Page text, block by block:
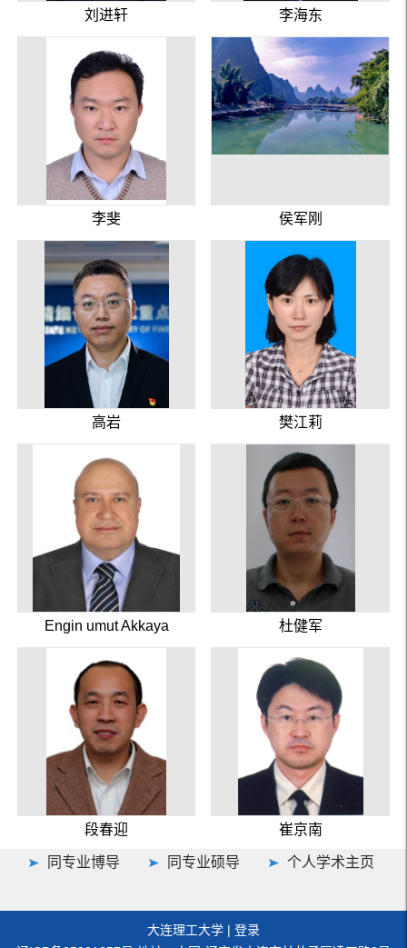
刘进轩 李海东
李斐 侯军刚
高岩 樊江莉
Engin umut Akkaya 杜健军
段春迎 崔京南
同专业博导 同专业硕导 个人学术主页
大连理工大学 | 登录